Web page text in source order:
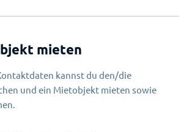
mieten
kannst du den/die
und ein Mietobjekt mieten sowie